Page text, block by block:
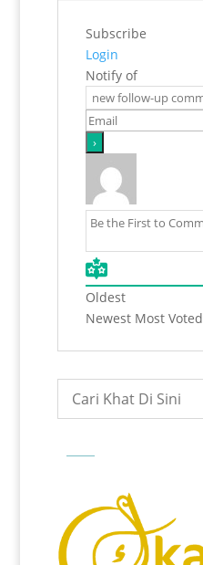
Subscribe
Login
Notify of
Oldest
Newest Most Voted